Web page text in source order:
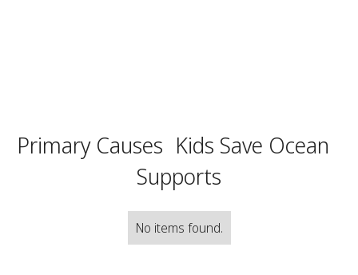
Primary Causes Kids Save Ocean
Supports
No items found.